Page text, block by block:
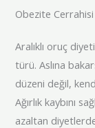
Obezite
Aralıklı oruç
türü. Aslına
düzeni değil,
Ağırlık kaybını
azaltan